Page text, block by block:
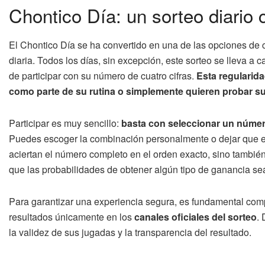
Chontico Día: un sorteo diario
El Chontico Día se ha convertido en una de las opciones
diaria. Todos los días, sin excepción, este sorteo se lleva a
de participar con su número de cuatro cifras. Esta
como parte de su rutina o simplemente quieren probar
Participar es muy sencillo: basta con seleccionar un
Puedes escoger la combinación personalmente o dejar
aciertan el número completo en el orden exacto, sino
que las probabilidades de obtener algún tipo de ganancia
Para garantizar una experiencia segura, es fundamental
resultados únicamente en loscanales oficiales del sorteo.
la validez de sus jugadas y la transparencia del resultado.